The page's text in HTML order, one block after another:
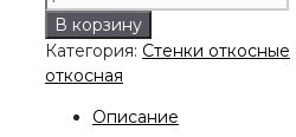
товара
Стенка
откосная
В корзину
Категория: Стенки откосные
откосная
Описание